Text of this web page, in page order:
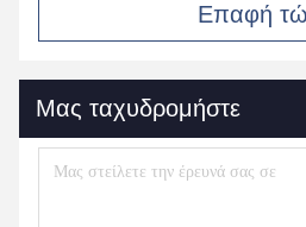
Επαφή
Μας ταχυδρομήστε